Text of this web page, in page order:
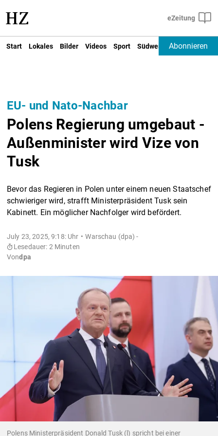
Start Lokales Bilder Videos Sport Südwest Deutschland
Abonnieren
EU- und Nato-Nachbar
Polens Regierung umgebaut -
Außenminister wird Vize von
Tusk
Bevor das Regieren in Polen unter einem neuen Staatschef
schwieriger wird, strafft Ministerpräsident Tusk sein
Kabinett. Ein möglicher Nachfolger wird befördert.
July 23, 2025, 9:18: Uhr
Warschau (dpa) -
Lesedauer: 2 Minuten
Vondpa
Polens Ministerpräsident Donald Tusk (l) spricht bei einer